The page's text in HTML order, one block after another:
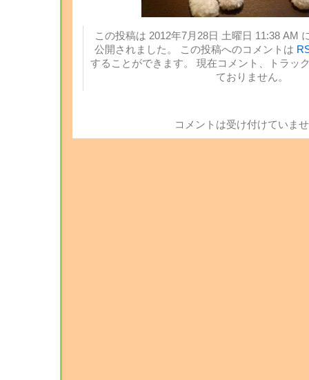
この投稿は 2012年7月28日 土曜日 11:38 AM
公開されました。 この投稿へのコメントは
することができます。 現在コメント、トラッ
ておりません。
コメントは受け付けていま